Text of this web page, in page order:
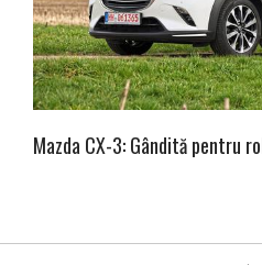
Mazda CX-3: Gândită pentru